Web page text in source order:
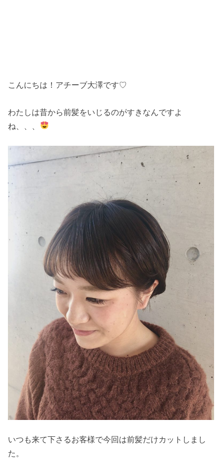
こんにちは！アチーブ大澤です♡
わたしは昔から前髪をいじるのがすきなんですよ
ね、、、
いつも来て下さるお客様で今回は前髪だけカットしまし
た。